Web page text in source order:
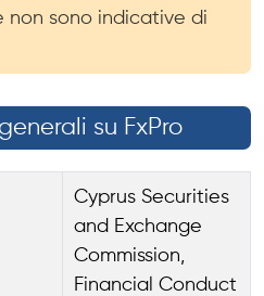
non sono indicative di
su FxPro
Cyprus Securities
and Exchange
Commission,
Financial Conduct